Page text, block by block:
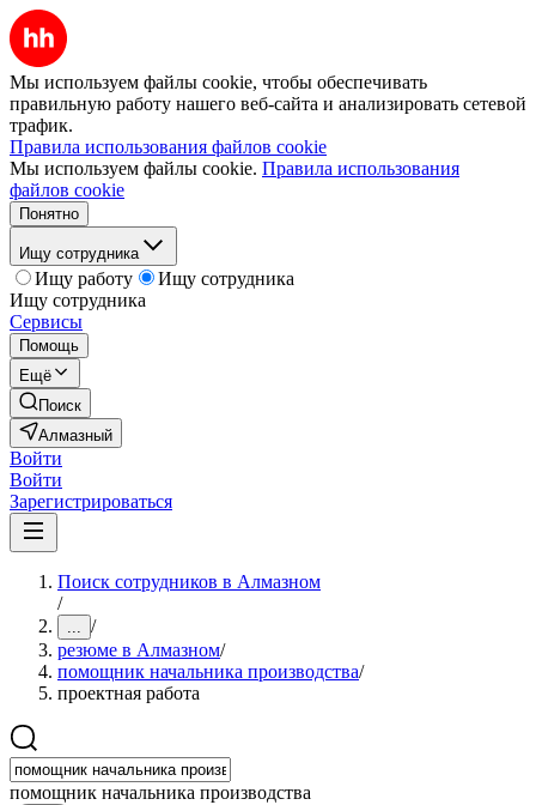
Мы используем файлы cookie, чтобы обеспечивать
правильную работу нашего веб-сайта и анализировать сетевой
трафик.
Правила использования файлов cookie
Мы используем файлы cookie. Правила использования
файлов cookie
Понятно
Ищу сотрудника
Ищу работу
Ищу сотрудника
Ищу сотрудника
Сервисы
Помощь
Ещё
Поиск
Алмазный
Войти
Войти
Зарегистрироваться
Поиск сотрудников в Алмазном
/
... /
резюме в Алмазном/
помощник начальника производства/
проектная работа
помощник начальника производства